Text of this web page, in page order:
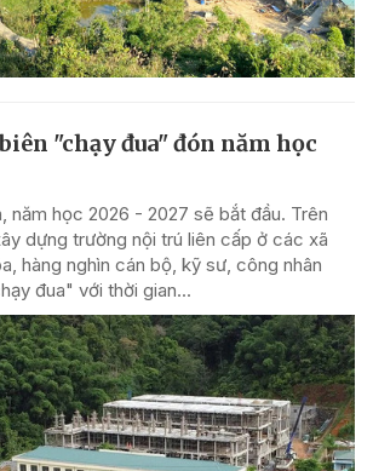
"chạy đua" đón năm học
năm học 2026 - 2027 sẽ bắt đầu. Trên
dựng trường nội trú liên cấp ở các xã
hàng nghìn cán bộ, kỹ sư, công nhân
đua" với thời gian...